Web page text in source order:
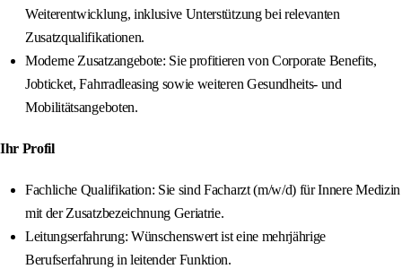
Weiterentwicklung, inklusive Unterstützung bei relevanten
Zusatzqualifikationen.
Moderne Zusatzangebote: Sie profitieren von Corporate Benefits,
Jobticket, Fahrradleasing sowie weiteren Gesundheits- und
Mobilitätsangeboten.
Ihr Profil
Fachliche Qualifikation: Sie sind Facharzt (m/w/d) für Innere Medizin
mit der Zusatzbezeichnung Geriatrie.
Leitungserfahrung: Wünschenswert ist eine mehrjährige
Berufserfahrung in leitender Funktion.